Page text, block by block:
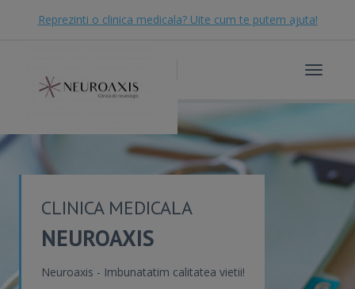
Reprezinti o clinica medicala? Uite cum te putem ajuta!
Toggle
CLINICA MEDICALA
NEUROAXIS
Neuroaxis - Imbunatatim calitatea vietii!